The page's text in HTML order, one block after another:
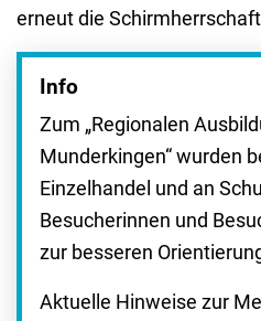
erneut die
Info
Zum „Regionalen
Munderkingen“ wurden
Einzelhandel und an
Besucherinnen und
zur besseren
Aktuelle Hinweise zur